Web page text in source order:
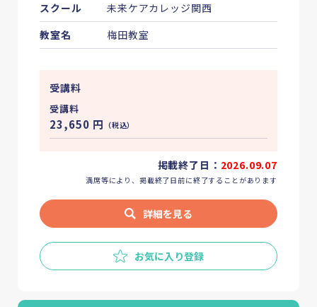
スクール
未来ケアカレッジ関西
教室名
梅田教室
受講料
受講料
23,650 円 （税込）
掲載終了日： 2026.09.07
満席等により、掲載終了日前に終了することがあります
詳細を見る
お気に入り登録